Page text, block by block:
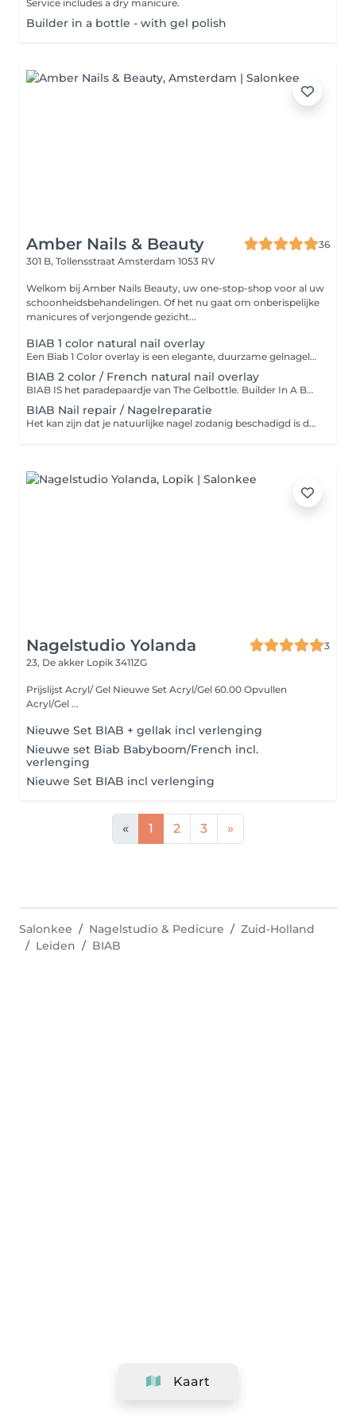
Service includes a dry manicure.
Builder in a bottle - with gel polish
Amber Nails & Beauty
36
301 B, Tollensstraat Amsterdam 1053 RV
Welkom bij Amber Nails Beauty, uw one-stop-shop voor al uw
schoonheidsbehandelingen. Of het nu gaat om onberispelijke
manicures of verjongende gezicht...
BIAB 1 color natural nail overlay
Een Biab 1 Color overlay is een elegante, duurzame gelnagellak die zorgt voor een natuurlijke, glanzende finish met een kleurlaag. Perfect voor een verzorgende en subtiele look die lang blijft zitten. Ook geven wij vooraf een manicure. A Biab 1 Color overlay is an elegant, long-lasting gel nail polish that provides a natural, glossy finish with a layer of color. Perfect for a nourishing and subtle look that last a long time. We also give you a manicure
BIAB 2 color / French natural nail overlay
BIAB IS het paradepaardje van The Gelbottle. Builder In A Bottle, afgekort BIAB, is een geweldige soak off builder gel met een geïntegreerde primer en bonder. ... Maar ook meer flexibel dan een klassieke hard gel. Ben jij iemand die altijd droge, kapotte nagels heeft door nagelbijten, of omdat ze van zichzelf erg broos en breekbaar zijn? Dan is BIAB misschien dé behandeling voor jou. BIAB staat voor Builder In A Bottle en is bedacht door het nagelmerk The GelBottle. Het lijkt een beetje op gellak, alleen is dit een extra flexibele en verstevigende gel, die een nagelstyliste speciaal aanbrengt om een natuurlijke en egale nagel te creëren. Het is extra bijzonder, omdat het een primer én base in één is. Naast dat het er mooi uit ziet, zit er ook speciale voeding in voor je eigen nagels, zodat die naar verloop van tijd van zichzelf ook steviger én gezonder worden. Het merk BIAB is overigens volledig vegan en dierproefvrij. BIAB IS The Gelbottle's showpiece. Builder In A Bottle, abbreviated BIAB, is a great soak off builder gel with an integrated primer and bonder. ... But also more flexible than a classic hard gel. Are you someone who always has dry, broken nails because of nail biting, or because they are very brittle and brittle by themselves? Then BIAB might be the treatment for you. BIAB stands for Builder In A Bottle and was created by the nail brand The GelBottle. It looks a bit like gel polish, only this is an extra flexible and strengthening gel.
BIAB Nail repair / Nagelreparatie
Het kan zijn dat je natuurlijke nagel zodanig beschadigd is dat deze gerepareerd moet worden. Afhankelijk van de beschadiging aan de nagel worden er verschillende technieken toegepast de nagel te herstellen. Zo kunnen afgebroken of gescheurde nagels worden hersteld en begeleid naar hun originele natuurlijke staat.
Nagelstudio Yolanda
3
23, De akker Lopik 3411ZG
Prijslijst Acryl/ Gel Nieuwe Set Acryl/Gel 60.00 Opvullen
Acryl/Gel ...
Nieuwe Set BIAB + gellak incl verlenging
Nieuwe set Biab Babyboom/French incl.
verlenging
Nieuwe Set BIAB incl verlenging
« 1 2 3 »
Kaart
Salonkee Nagelstudio & Pedicure
Zuid-Holland
Leiden
BIAB